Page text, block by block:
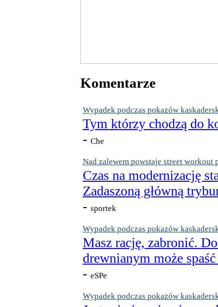
Komentarze
Wypadek podczas pokazów
Tym którzy chodzą do
- Che
Nad zalewem powstaje street workout
Czas na modernizację
Zadaszoną główną
- sportek
Wypadek podczas pokazów
Masz rację, zabronić.
drewnianym może
- eSPe
Wypadek podczas pokazów